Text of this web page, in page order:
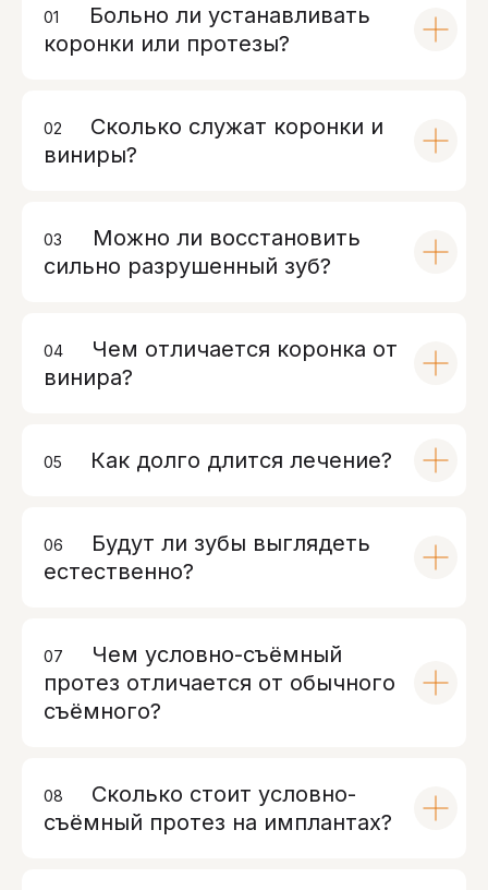
01
Больно ли устанавливать
коронки или протезы?
02
Сколько служат коронки и
виниры?
03
Можно ли восстановить
сильно разрушенный зуб?
04
Чем отличается коронка от
винира?
05 Как долго длится лечение?
06
Будут ли зубы выглядеть
естественно?
07
Чем условно-съёмный
протез отличается от обычного
съёмного?
08
Сколько стоит условно-
съёмный протез на имплантах?